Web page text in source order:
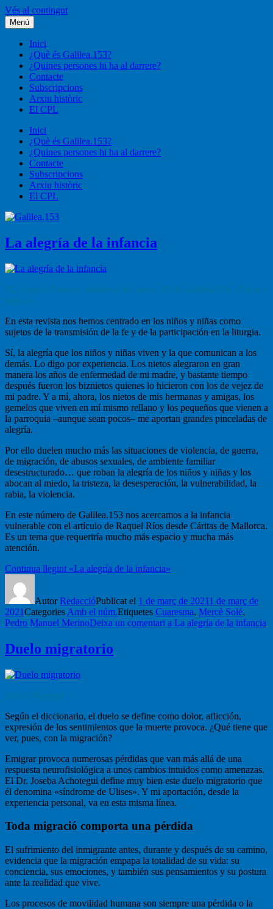
Vés al contingut
Galilea.153
Liturgia, pastoral, vida cristiana
Menú
Inici
¿Què és Galilea.153?
¿Quines persones hi ha al darrere?
Contacte
Subscripcions
Arxiu històric
El CPL
Inici
¿Què és Galilea.153?
¿Quines persones hi ha al darrere?
Contacte
Subscripcions
Arxiu històric
El CPL
La alegría de la infancia
En esta revista nos hemos centrado en los niños y niñas como
sujetos de la transmisión de la fe y de la participación en la liturgia.
Sí, la alegría que los niños y niñas viven y la que comunican a los
demás. Lo digo por experiencia. Los nietos alegraron en gran
manera los años de enfermedad de mi madre, y bastante tiempo
después fueron los biznietos quienes lo hicieron con los de vejez de
mi padre. Y a mí, ahora, los nietos de mis hermanas y amigas, los
gemelos que viven en mí mismo rellano y los pequeños que vienen a
la parroquia –aunque sean pocos– me aportan grandes pinceladas de
alegría.
Por ello duelen mucho más las situaciones de violencia, de guerra,
de migración, de abusos sexuales, de ambiente familiar
desestructurado… que roban la alegría de los niños y niñas y los
abocan al miedo, la tristeza, la desesperación, la vulnerabilidad, la
rabia, la violencia.
En este número de Galilea.153 nos acercamos a la infancia
vulnerable con el artículo de Raquel Ríos desde Cáritas de Mallorca.
Es un tema que requeriría mucho más espacio y mucha más
atención.
Continua llegint «La alegría de la infancia»
AutorRedaccióPublicat el 1 de març de 20211 de març de
2021Categories Amb el núm.Etiquetes Cuaresma, Mercè Solé,
Pedro Manuel MerinoDeixa un comentari a La alegría de la infancia
Duelo migratorio
Según el diccionario, el duelo se define como dolor, aflicción,
expresión de los sentimientos que la muerte provoca. ¿Qué tiene que
ver, pues, con la migración?
Emigrar provoca numerosas pérdidas que van más allá de una
respuesta neurofisiológica a unos cambios intuidos como amenazas.
El Dr. Joseba Achotegui define muy bien este duelo migratorio que
él denomina «síndrome de Ulises». Y mi aportación, desde la
experiencia personal, va en esta misma línea.
Toda migració comporta una pérdida
El sufrimiento del inmigrante antes, durante y después de su camino,
evidencia que la migración empapa la totalidad de su vida: su
conciencia, sus emociones, y también sus pensamientos y su postura
ante la realidad que vive.
Los procesos de movilidad humana son siempre una pérdida o la